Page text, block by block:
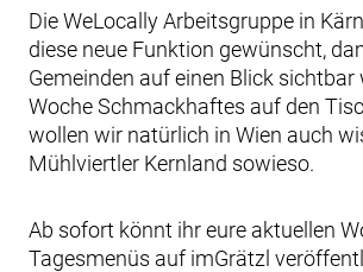
Die WeLocally Arbeitsgruppe in
diese neue Funktion gewünscht,
Gemeinden auf einen Blick sichtbar
Woche Schmackhaftes auf den
wollen wir natürlich in Wien auch
Mühlviertler Kernland sowieso.
Ab sofort könnt ihr eure aktuellen
Tagesmenüs auf imGrätzl